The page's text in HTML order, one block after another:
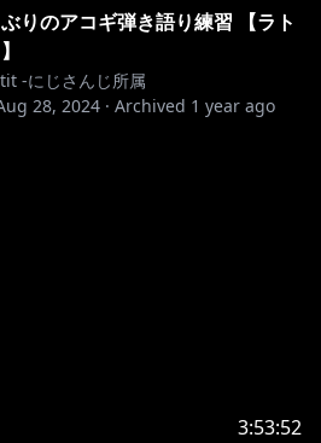
りのアコギ弾き語り練習 【ラト
-にじさんじ所属
28, 2024 · Archived 1 year ago
3:53:52